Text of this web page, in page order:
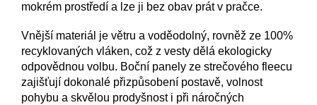
mokrém prostředí a lze ji bez obav prát v pračce.
Vnější materiál je větru a voděodolný, rovněž ze 100%
recyklovaných vláken, což z vesty dělá ekologicky
odpovědnou volbu. Boční panely ze strečového fleecu
zajišťují dokonalé přizpůsobení postavě, volnost
pohybu a skvělou prodyšnost i při náročných